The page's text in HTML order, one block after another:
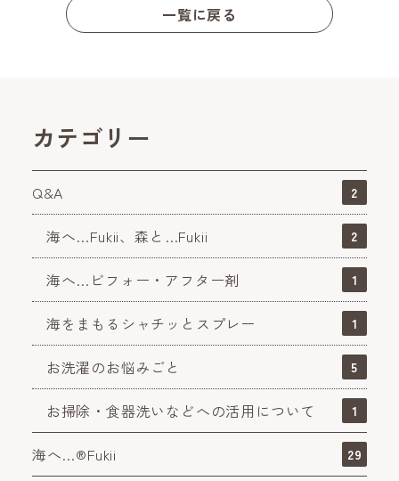
一覧に戻る
カテゴリー
Q&A 2
海へ…Fukii、森と…Fukii 2
海へ…ビフォー・アフター剤 1
海をまもるシャチッとスプレー 1
お洗濯のお悩みごと 5
お掃除・食器洗いなどへの活用について 1
海へ…®Fukii 29